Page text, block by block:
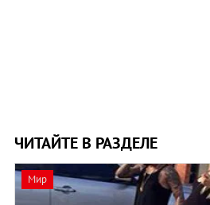
ЧИТАЙТЕ В РАЗДЕЛЕ
Мир